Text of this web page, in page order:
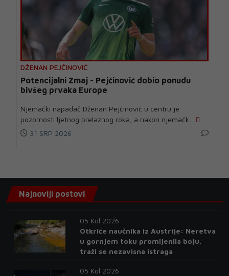
DŽENAN PEJČINOVIĆ
Potencijalni Zmaj - Pejčinović dobio ponudu
bivšeg prvaka Europe
Njemački napadač Dženan Pejčinović u centru je
pozornosti ljetnog prelaznog roka, a nakon njemačk...
31 SRP 2026
Najnoviji postovi
05 Kol 2026
Otkriće naučnika iz Austrije: Neretva
u gornjem toku promijenila boju,
traži se nezavisna istraga
05 Kol 2026